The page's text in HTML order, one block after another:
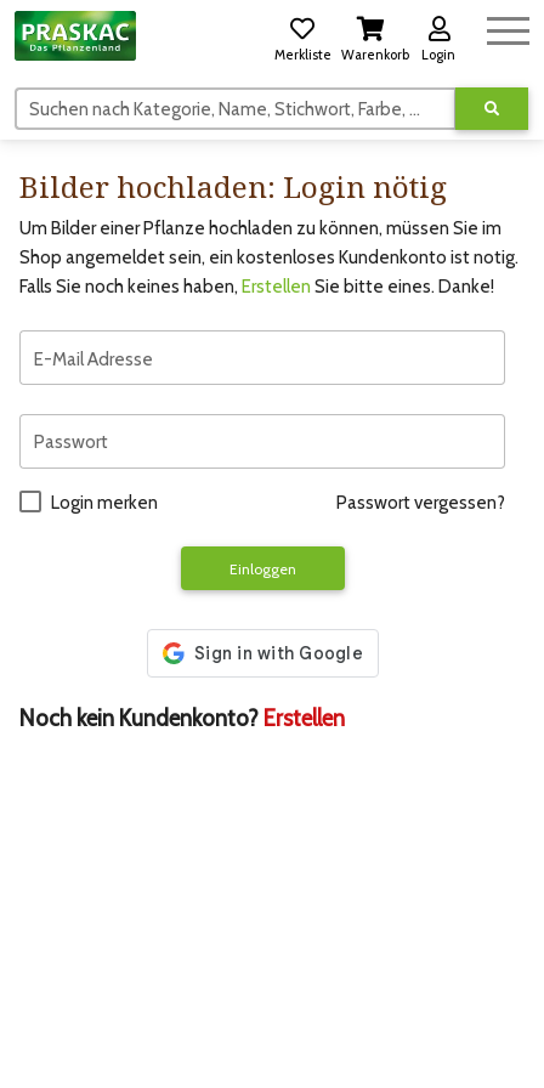
Merkliste Warenkorb Login
Suchen nach Kategorie, Name, Stichwort, Farbe, usw.
Bilder hochladen: Login nötig
Um Bilder einer Pflanze hochladen zu können, müssen Sie im
Shop angemeldet sein, ein kostenloses Kundenkonto ist notig.
Falls Sie noch keines haben, Erstellen Sie bitte eines. Danke!
E-Mail Adresse
Passwort
Login merken Passwort vergessen?
Einloggen
Noch kein Kundenkonto? Erstellen